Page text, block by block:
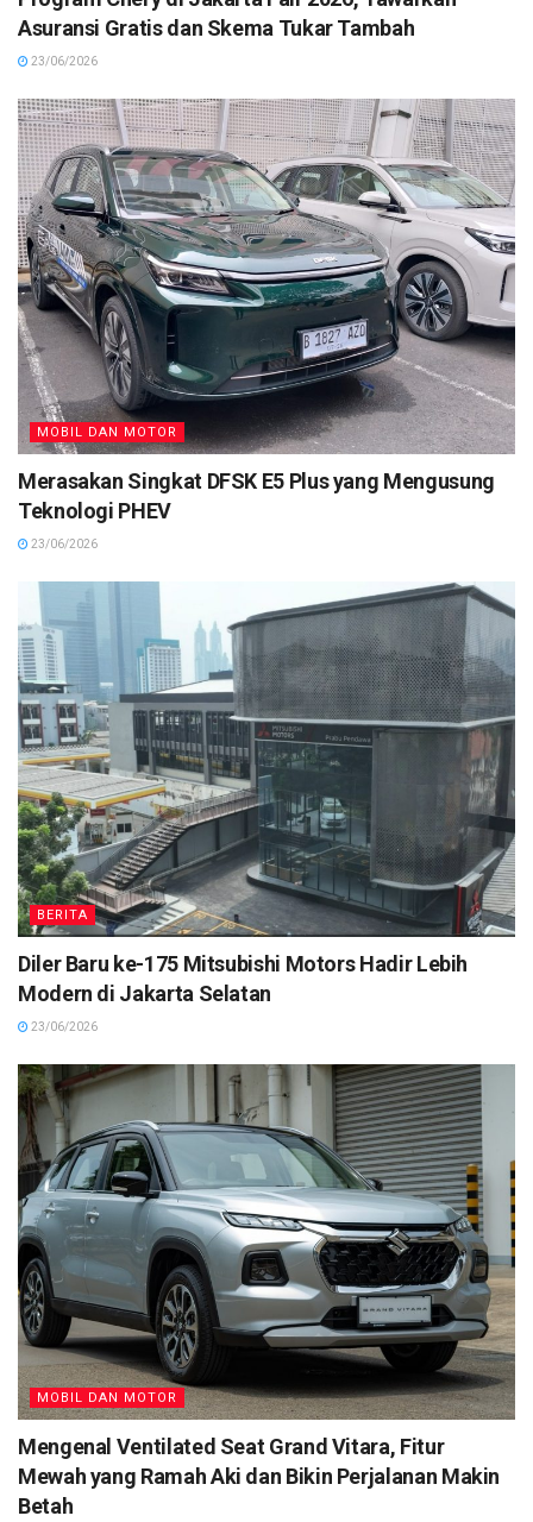
Asuransi Gratis dan Skema Tukar Tambah
23/06/2026
MOBIL DAN MOTOR
Merasakan Singkat DFSK E5 Plus yang Mengusung
Teknologi PHEV
23/06/2026
BERITA
Diler Baru ke-175 Mitsubishi Motors Hadir Lebih
Modern di Jakarta Selatan
23/06/2026
MOBIL DAN MOTOR
Mengenal Ventilated Seat Grand Vitara, Fitur
Mewah yang Ramah Aki dan Bikin Perjalanan Makin
Betah